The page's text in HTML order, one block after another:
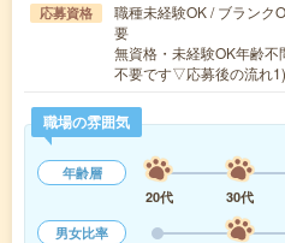
応募資格
職種未経験OK / ブランク
要
無資格・未経験OK年齢
不要です▽応募後の流れ
職場の雰囲気
年齢層
20代
30代
男女比率